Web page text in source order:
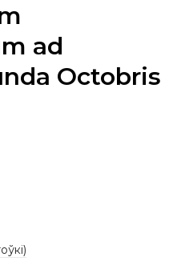
ad
Octobris